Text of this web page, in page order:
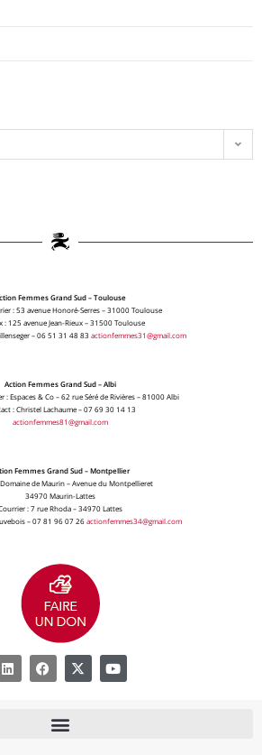
Femmes Grand Sud – Toulouse
: 53 avenue Honoré-Serres – 31000 Toulouse
: 125 avenue Jean-Rieux – 31500 Toulouse
– 06 51 31 48 83 actionfemmes31@gmail.com
Action Femmes Grand Sud – Albi
: Espaces & Co – 62 rue Séré de Rivières – 81000 Albi
: Christel Lachaume – 07 69 30 14 13
actionfemmes81@gmail.com
Femmes Grand Sud – Montpellier
de Maurin – Avenue du Montpellieret
34970 Maurin-Lattes
: 7 rue Rhoda – 34970 Lattes
– 07 81 96 07 26actionfemmes34@gmail.com